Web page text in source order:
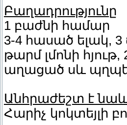
Բաղադրությունը
1 բաժնի համար
3-4 հասած ելակ,
թարմ լմոնի
աղացած սև
Անհրաժեշտ է
Հարիչ կոկտեյլի